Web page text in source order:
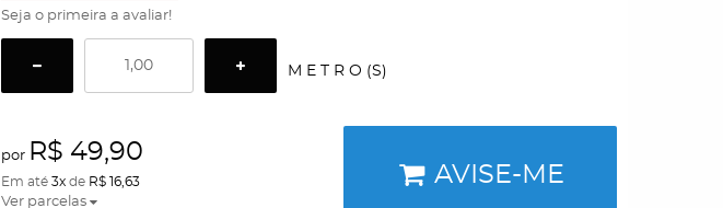
Seja o primeira a avaliar!
M E T R O (S)
por R$ 49,90
Em até 3xde R$ 16,63
Ver parcelas
AVISE-ME